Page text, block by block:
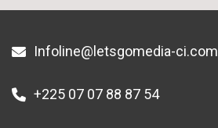
Infoline@letsgomedia-ci.com
+225 07 07 88 87 54